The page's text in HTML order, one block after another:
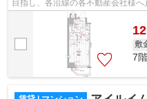
目指し、各沿線の各不動産会社様へ
様へ提供しております！最新の情報
敷
7